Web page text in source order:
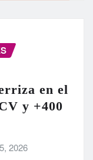
en el
y +400
2026